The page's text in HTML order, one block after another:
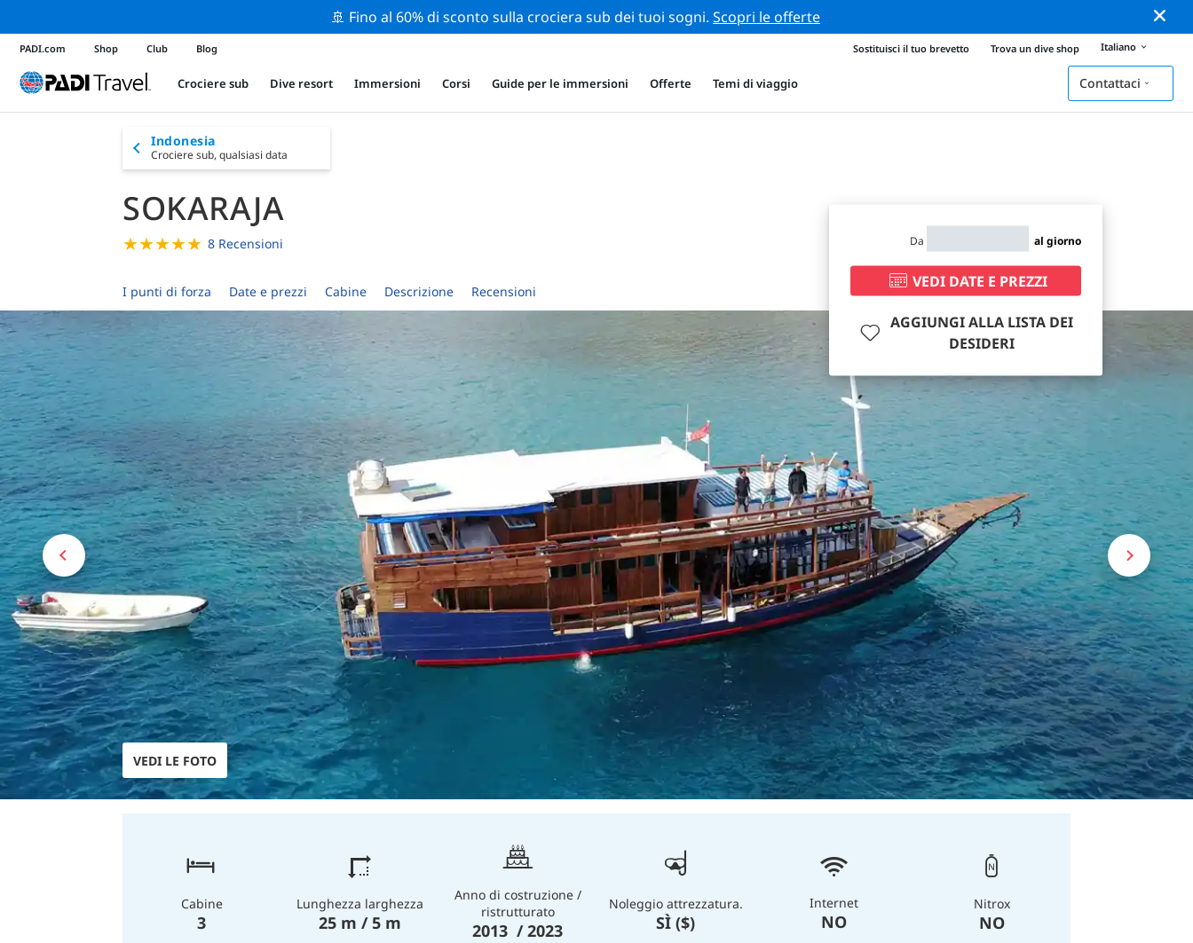
🚢 Fino al 60% di sconto sulla crociera sub dei tuoi sogni. Scopri le offerte
PADI.com Shop Club Blog Sostituisci il tuo brevetto Trova un dive shop Italiano
Crociere sub Dive resort Immersioni Corsi Guide per le immersioni Offerte Temi di viaggio Contattaci
Indonesia
Crociere sub, qualsiasi data
SOKARAJA
★★★★★ 8 Recensioni
I punti di forza Date e prezzi Cabine Descrizione Recensioni
Da al giorno
VEDI DATE E PREZZI
AGGIUNGI ALLA LISTA DEI
DESIDERI
VEDI LE FOTO
Cabine
3
Lunghezza larghezza
25 m / 5 m
Anno di costruzione /
ristrutturato
2013 / 2023
Noleggio attrezzatura.
SÌ ($)
Internet
NO
Nitrox
NO